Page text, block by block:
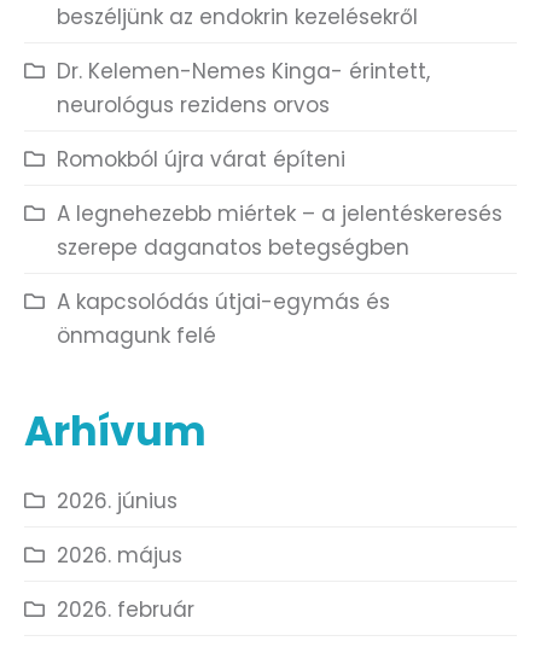
beszéljünk az endokrin kezelésekről
Dr. Kelemen-Nemes Kinga- érintett,
neurológus rezidens orvos
Romokból újra várat építeni
A legnehezebb miértek – a jelentéskeresés
szerepe daganatos betegségben
A kapcsolódás útjai-egymás és
önmagunk felé
Arhívum
2026. június
2026. május
2026. február